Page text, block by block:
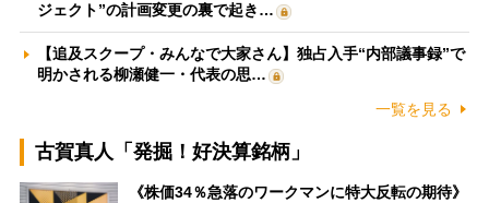
ジェクト”の計画変更の裏で起き…
【追及スクープ・みんなで大家さん】独占入手“内部議事録”で
明かされる柳瀬健一・代表の思…
一覧を見る
古賀真人「発掘！好決算銘柄」
《株価34％急落のワークマンに特大反転の期待》